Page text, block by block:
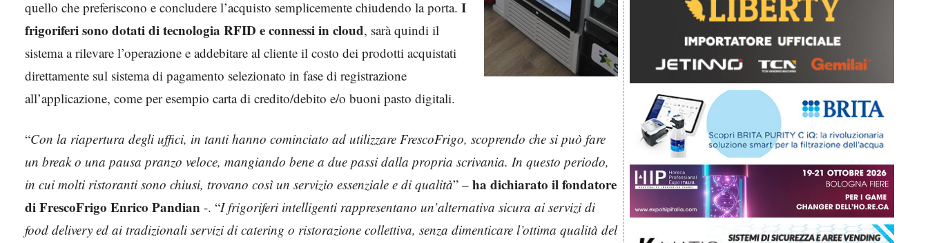
quello che preferiscono e concludere l’acquisto semplicemente chiudendo la porta. I
frigoriferi sono dotati di tecnologia RFID e connessi in cloud, sarà quindi il
sistema a rilevare l’operazione e addebitare al cliente il costo dei prodotti acquistati
direttamente sul sistema di pagamento selezionato in fase di registrazione
all’applicazione, come per esempio carta di credito/debito e/o buoni pasto digitali.
“Con la riapertura degli uffici, in tanti hanno cominciato ad utilizzare FrescoFrigo, scoprendo che si può fare
un break o una pausa pranzo veloce, mangiando bene a due passi dalla propria scrivania. In questo periodo,
in cui molti ristoranti sono chiusi, trovano così un servizio essenziale e di qualità” – ha dichiarato il fondatore
di FrescoFrigo Enrico Pandian -. “I frigoriferi intelligenti rappresentano un’alternativa sicura ai servizi di
food delivery ed ai tradizionali servizi di catering o ristorazione collettiva, senza dimenticare l’ottima qualità del